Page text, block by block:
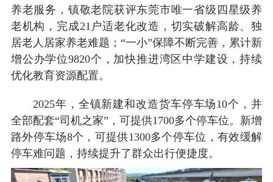
养老服务，镇敬老院获评东莞市唯一省级四星级养
老机构，完成21户适老化改造，切实破解高龄、独
居老人居家养老难题；“一小”保障不断完善，累计新
增公办学位9820个，加快推进湾区中学建设，持续
优化教育资源配置。
2025年，全镇新建和改造货车停车场10个，并
全部配套“司机之家”，可提供1700多个停车位。新增
路外停车场8个，可提供1300多个停车位，有效缓解
停车难问题，持续提升了群众出行便捷度。